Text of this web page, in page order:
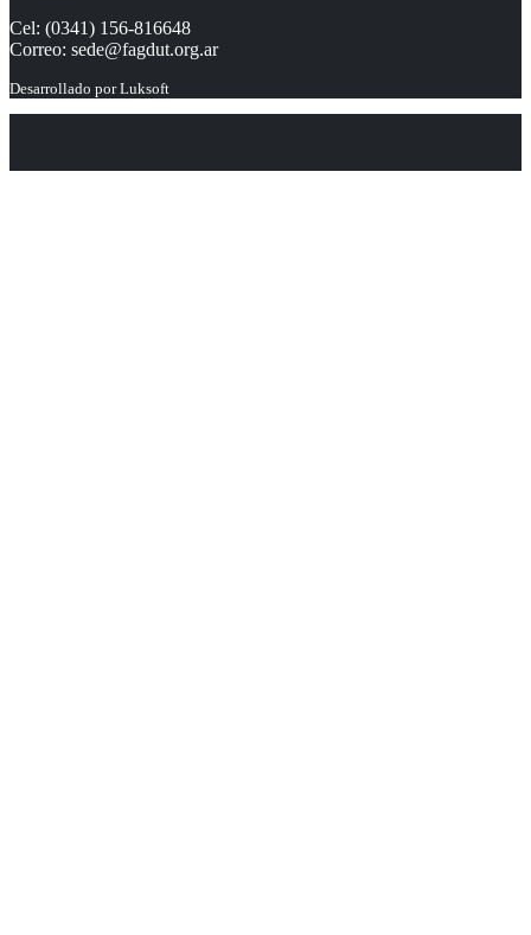
Cel: (0341) 156-816648
Correo: sede@fagdut.org.ar
Desarrollado porLuksoft